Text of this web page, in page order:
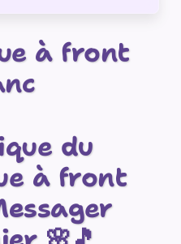
à front
du
à front